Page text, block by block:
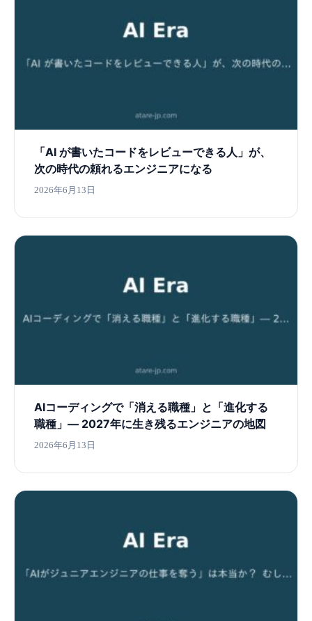
「AI が書いたコードをレビューできる人」が、
次の時代の頼れるエンジニアになる
2026年6月13日
AIコーディングで「消える職種」と「進化する
職種」― 2027年に生き残るエンジニアの地図
2026年6月13日